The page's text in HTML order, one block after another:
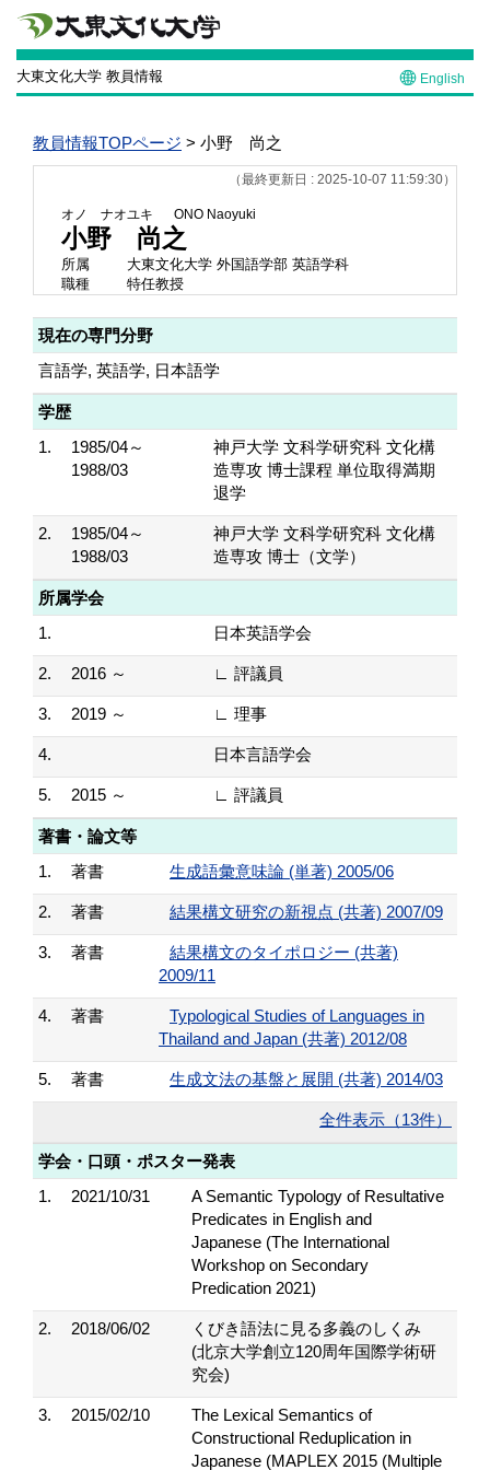
大東文化大学 教員情報 English
教員情報TOPページ > 小野 尚之
（最終更新日 : 2025-10-07 11:59:30）
オノ ナオユキ ONO Naoyuki
小野 尚之
所属
大東文化大学 外国語学部 英語学科
職種
特任教授
現在の専門分野
言語学, 英語学, 日本語学
学歴
1.
1985/04～
1988/03
神戸大学 文科学研究科 文化構
造専攻 博士課程 単位取得満期
退学
2.
1985/04～
1988/03
神戸大学 文科学研究科 文化構
造専攻 博士（文学）
所属学会
1.
日本英語学会
2. 2016 ～ ∟ 評議員
3. 2019 ～ ∟ 理事
4. 日本言語学会
5. 2015 ～ ∟ 評議員
著書・論文等
1.
著書 生成語彙意味論 (単著) 2005/06
2. 著書 結果構文研究の新視点 (共著) 2007/09
3. 著書
結果構文のタイポロジー (共著)
2009/11
4. 著書
Typological Studies of Languages in
Thailand and Japan (共著) 2012/08
5. 著書 生成文法の基盤と展開 (共著) 2014/03
全件表示（13件）
学会・口頭・ポスター発表
1.
2021/10/31
A Semantic Typology of Resultative
Predicates in English and
Japanese (The International
Workshop on Secondary
Predication 2021)
2. 2018/06/02
くびき語法に見る多義のしくみ
(北京大学創立120周年国際学術研
究会)
3. 2015/02/10
The Lexical Semantics of
Constructional Reduplication in
Japanese (MAPLEX 2015 (Multiple